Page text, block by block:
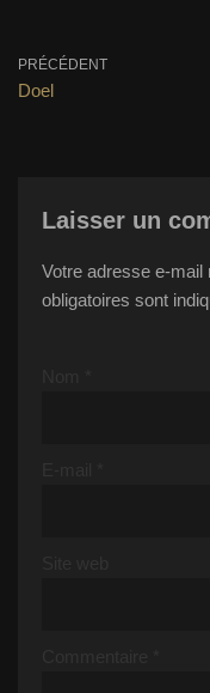
PRÉCÉDENT
Doel
Laisser un
Votre adresse e-mail
obligatoires sont